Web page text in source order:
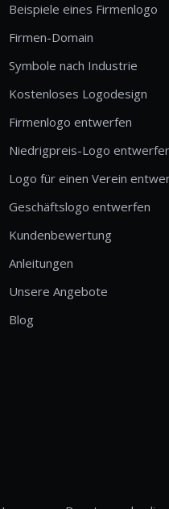
Beispiele eines Firmenlogo
Firmen-Domain
Symbole nach Industrie
Kostenloses Logodesign
Firmenlogo entwerfen
Niedrigpreis-Logo
Logo für einen Verein
Geschäftslogo entwerfen
Kundenbewertung
Anleitungen
Unsere Angebote
Blog